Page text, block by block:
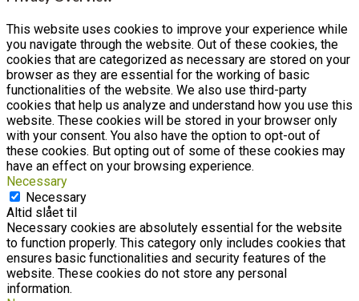
This website uses cookies to improve your experience while
you navigate through the website. Out of these cookies, the
cookies that are categorized as necessary are stored on your
browser as they are essential for the working of basic
functionalities of the website. We also use third-party
cookies that help us analyze and understand how you use this
website. These cookies will be stored in your browser only
with your consent. You also have the option to opt-out of
these cookies. But opting out of some of these cookies may
have an effect on your browsing experience.
Necessary
Necessary
Altid slået til
Necessary cookies are absolutely essential for the website
to function properly. This category only includes cookies that
ensures basic functionalities and security features of the
website. These cookies do not store any personal
information.